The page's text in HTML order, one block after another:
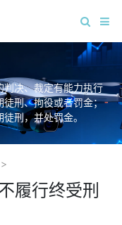
判决、裁定有能力执行
徒刑、拘役或者罚金；
刑，并处罚金。
>
履行终受刑